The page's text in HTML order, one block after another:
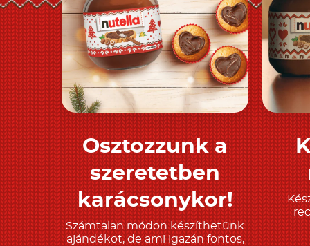
Tudjon meg többet
Osztozzunk a
szeretetben
karácsonykor!
Számtalan módon készíthetünk
ajándékot, de ami igazán fontos,